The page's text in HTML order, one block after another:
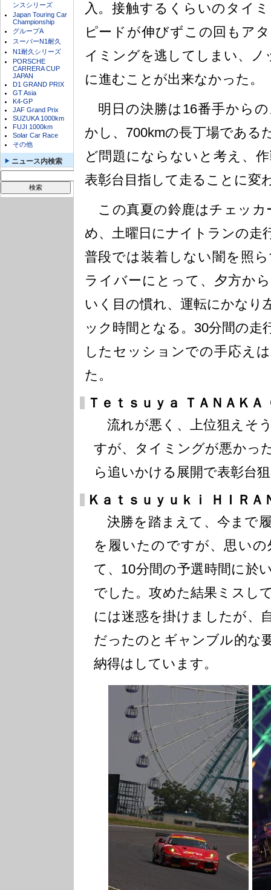
ンスシリーズ
Japan Touring Car
Championship
グループA
スーパーN1耐久
N1耐久シリーズ
PORSCHE
CARRERA CUP
JAPAN
D1 GRAND PRIX
GT Asia
K4-GP
JAF Grand Prix
SUZUKA 1000km
FUJI 1000km
Solar Car Race
その他
ニュース内検索
入。接触するくらいのタイ
ピードが伸びずこの回もア
イミングを逃してしまい、
に進むことが出来なかった。
明日の決勝は16番手から
かし、700kmの長丁場である
ど問題にならないと考え、
表彰台目指して走ることに変
この真夏の鈴鹿はチェッカ
め、土曜日にナイトランの走
普段では装着しない闇を照
ライバーにとって、夕方か
いく目の慣れ、運転にかなり
ック時間となる。30分間の走
したセッションでの手応え
た。
Ｔｅｔｓｕｙａ ＴＡＮＡＫＡ
流れが悪く、上位狙えそ
すが、タイミングが悪かっ
ら追いかける展開で表彰台
Ｋａｔｓｕｙｕｋｉ ＨＩＲ
決勝を踏まえて、今まで
を履いたのですが、思い
て、10分間の予選時間に於
でした。攻めた結果ミスし
には迷惑を掛けましたが、
だったのとギャンブル的な
納得はしています。